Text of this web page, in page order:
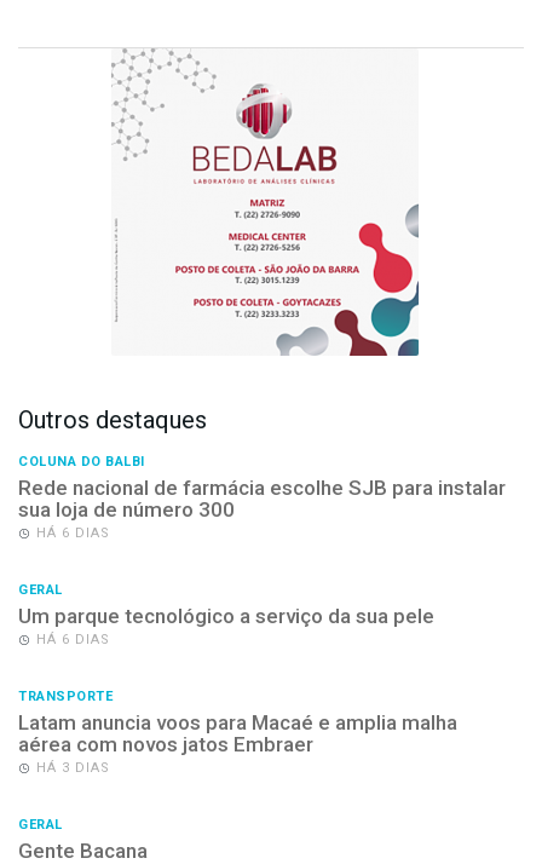
Outros destaques
COLUNA DO BALBI
Rede nacional de farmácia escolhe SJB para instalar
sua loja de número 300
HÁ 6 DIAS
GERAL
Um parque tecnológico a serviço da sua pele
HÁ 6 DIAS
TRANSPORTE
Latam anuncia voos para Macaé e amplia malha
aérea com novos jatos Embraer
HÁ 3 DIAS
GERAL
Gente Bacana